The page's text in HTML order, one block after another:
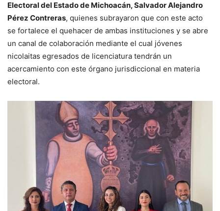
Electoral del Estado de Michoacán, Salvador Alejandro
Pérez Contreras, quienes subrayaron que con este acto
se fortalece el quehacer de ambas instituciones y se abre
un canal de colaboración mediante el cual jóvenes
nicolaitas egresados de licenciatura tendrán un
acercamiento con este órgano jurisdiccional en materia
electoral.